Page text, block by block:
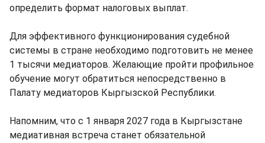
определить формат налоговых выплат.
Для эффективного функционирования судебной
системы в стране необходимо подготовить не менее
1 тысячи медиаторов. Желающие пройти профильное
обучение могут обратиться непосредственно в
Палату медиаторов Кыргызской Республики.
Напомним, что с 1 января 2027 года в Кыргызстане
медиативная встреча станет обязательной